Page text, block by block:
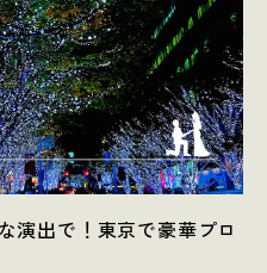
演出で！東京で豪華プロ